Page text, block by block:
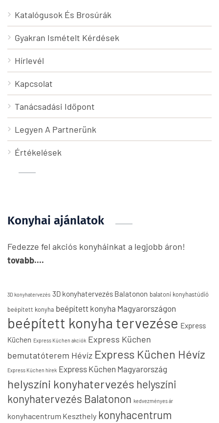
Katalógusok És Brosúrák
Gyakran Ismételt Kérdések
Hírlevél
Kapcsolat
Tanácsadási Időpont
Legyen A Partnerünk
Értékelések
Konyhai ajánlatok
Fedezze fel akciós konyháinkat a legjobb áron!
tovabb....
3D konyhatervezés 3D konyhatervezés Balatonon balatoni konyhastúdió
beépített konyha beépített konyha Magyarországon
beépített konyha tervezése Express
Küchen Express Küchen akciók Express Küchen
bemutatóterem Hévíz Express Küchen Hévíz
Express Küchen hírek Express Küchen Magyarország
helyszíni konyhatervezés helyszíni
konyhatervezés Balatonon kedvezményes ár
konyhacentrum Keszthely konyhacentrum